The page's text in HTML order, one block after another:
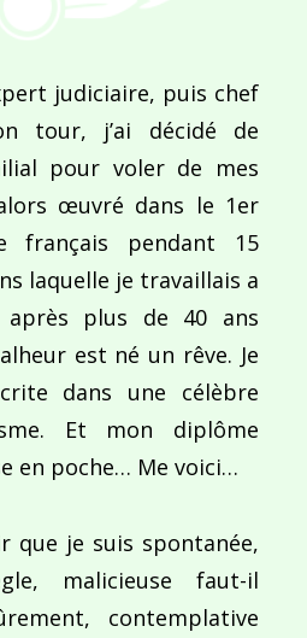
judiciaire, puis chef
tour, j’ai décidé de
pour voler de mes
œuvré dans le 1er
français pendant 15
laquelle je travaillais a
plus de 40 ans
est né un rêve. Je
dans une célèbre
Et mon diplôme
en poche… Me voici…
que je suis spontanée,
malicieuse faut-il
contemplative